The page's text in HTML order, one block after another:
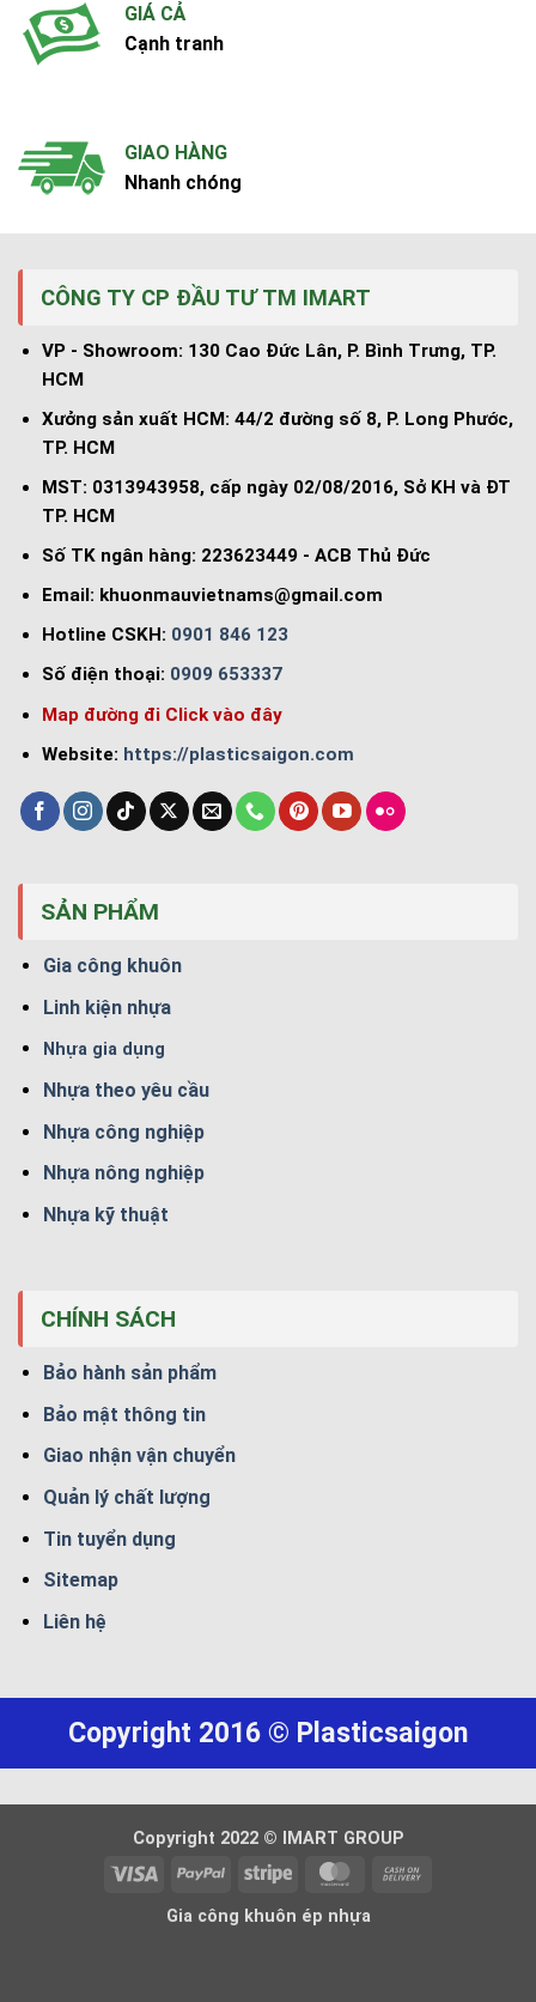
GIÁ CẢ
Cạnh tranh
GIAO HÀNG
Nhanh chóng
CÔNG TY CP ĐẦU TƯ TM IMART
VP - Showroom: 130 Cao Đức Lân, P. Bình Trưng, TP.
HCM
Xưởng sản xuất HCM: 44/2 đường số 8, P. Long Phước,
TP. HCM
MST: 0313943958, cấp ngày 02/08/2016, Sở KH và ĐT
TP. HCM
Số TK ngân hàng: 223623449 - ACB Thủ Đức
Email: khuonmauvietnams@gmail.com
Hotline CSKH: 0901 846 123
Số điện thoại: 0909 653337
Map đường đi Click vào đây
Website: https://plasticsaigon.com
SẢN PHẨM
Gia công khuôn
Linh kiện nhựa
Nhựa gia dụng
Nhựa theo yêu cầu
Nhựa công nghiệp
Nhựa nông nghiệp
Nhựa kỹ thuật
CHÍNH SÁCH
Bảo hành sản phẩm
Bảo mật thông tin
Giao nhận vận chuyển
Quản lý chất lượng
Tin tuyển dụng
Sitemap
Liên hệ
Copyright 2016 © Plasticsaigon
Copyright 2022 © IMART GROUP
Visa
PayPal Stripe MasterCard
Gia công khuôn ép nhựa